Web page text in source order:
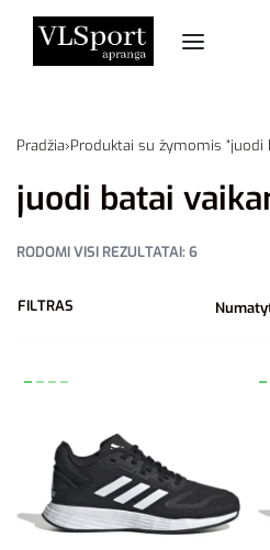
Pradžia›Produktai su žymomis “juodi
juodi batai
RODOMI VISI REZULTATAI: 6
FILTRAS